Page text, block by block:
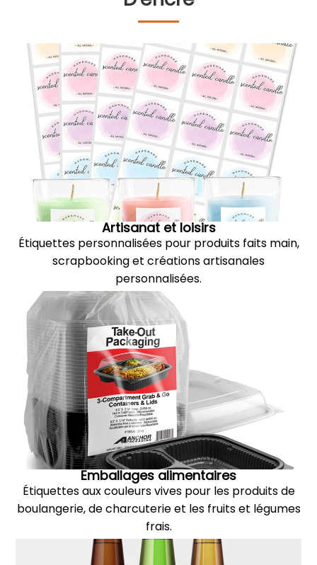
Artisanat et loisirs
Étiquettes personnalisées pour produits faits main,
scrapbooking et créations artisanales
personnalisées.
Emballages alimentaires
Étiquettes aux couleurs vives pour les produits de
boulangerie, de charcuterie et les fruits et légumes
frais.